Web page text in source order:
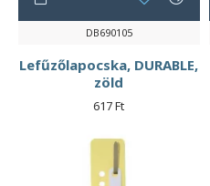
DB690105
Lefűzőlapocska, DURABLE,
zöld
617 Ft